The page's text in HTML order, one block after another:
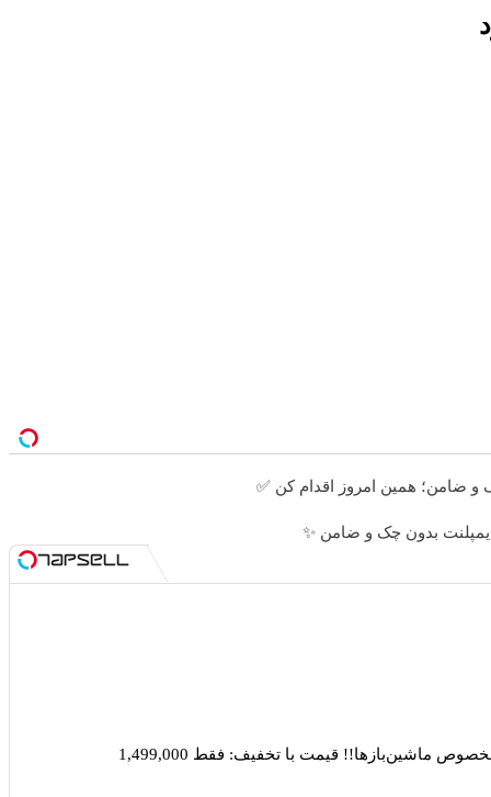
ماشین‌باز‌ها!! قیمت با تخفیف: فقط 1,499,000